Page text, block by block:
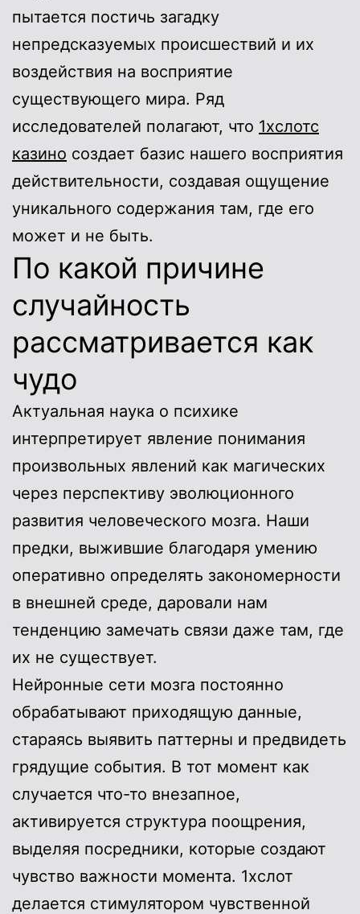
пытается постичь загадку
непредсказуемых происшествий и их
воздействия на восприятие
существующего мира. Ряд
исследователей полагают, что 1хслотс
казино создает базис нашего восприятия
действительности, создавая ощущение
уникального содержания там, где его
может и не быть.
По какой причине
случайность
рассматривается как
чудо
Актуальная наука о психике
интерпретирует явление понимания
произвольных явлений как магических
через перспективу эволюционного
развития человеческого мозга. Наши
предки, выжившие благодаря умению
оперативно определять закономерности
в внешней среде, даровали нам
тенденцию замечать связи даже там, где
их не существует.
Нейронные сети мозга постоянно
обрабатывают приходящую данные,
стараясь выявить паттерны и предвидеть
грядущие события. В тот момент как
случается что-то внезапное,
активируется структура поощрения,
выделяя посредники, которые создают
чувство важности момента. 1хслот
делается стимулятором чувственной